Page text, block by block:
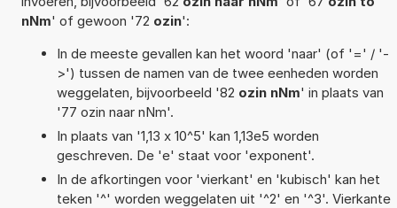
nNm' of gewoon '72 ozin':
In de meeste gevallen kan het woord 'naar' (of '=' / '-
>') tussen de namen van de twee eenheden worden
weggelaten, bijvoorbeeld '82 ozin nNm' in plaats van
'77 ozin naar nNm'.
In plaats van '1,13 x 10^5' kan 1,13e5 worden
geschreven. De 'e' staat voor 'exponent'.
In de afkortingen voor 'vierkant' en 'kubisch' kan het
teken '^' worden weggelaten uit '^2' en '^3'. Vierkante